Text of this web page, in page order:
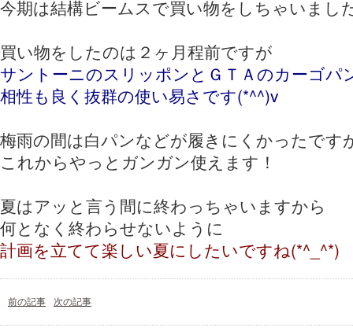
今期は結構ビームスで買い物をしちゃいまし
買い物をしたのは２ヶ月程前ですが
サントーニのスリッポンとＧＴＡのカーゴパ
相性も良く抜群の使い易さです(*^^)v
梅雨の間は白パンなどが履きにくかったです
これからやっとガンガン使えます！
夏はアッと言う間に終わっちゃいますから
何となく終わらせないように
計画を立てて楽しい夏にしたいですね(*^_^*)
前の記事 次の記事